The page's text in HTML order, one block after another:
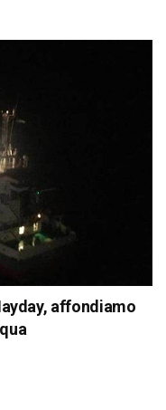
affondiamo